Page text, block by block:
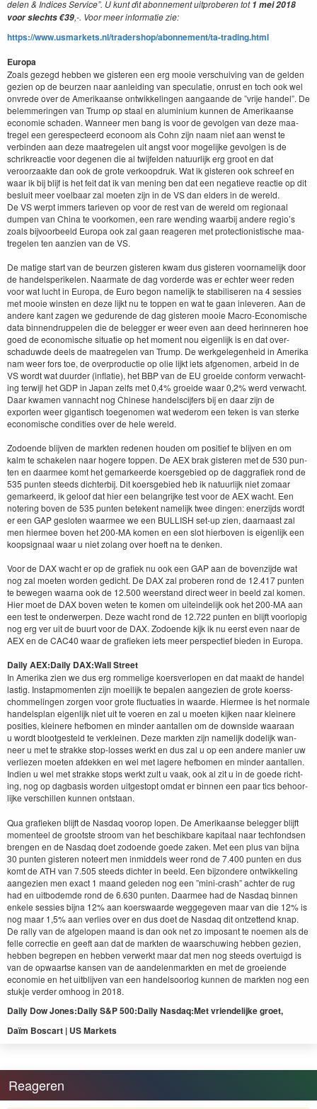
de­len& Indices Ser­vice”. U kunt dit abon­nement uit­proberen tot1 mei2018
voor slechts €39,-. Voor meer infor­matie zie:
https://​www​.usmar​kets​.nl/​t​r​a​d​e​r​s​h​o​p​/​a​b​o​n​n​e​m​e​n​t​/​t​a​-​t​r​a​d​i​n​g​.html
Europa
Zoals gezegd hebben we gis­teren een erg mooie ver­schuiv­ing van de gelden
gezien op de beurzen naar aan­lei­d­ing van spec­u­latie, onrust en toch ook wel
onvrede over de Amerikaanse ontwik­kelin­gen aan­gaande de ”vri­je han­del”. De
belem­merin­gen van Trump op staal en alu­mini­um kun­nen de Amerikaanse
economie schaden. Wan­neer men bang is voor de gevol­gen van deze maa­
tregel een gere­specteerd econoom als Cohn zijn naam niet aan wenst te
verbinden aan deze maa­trege­len uit angst voor mogelijke gevol­gen is de
schrikre­ac­tie voor dege­nen die al twi­jfelden natu­urlijk erg groot en dat
veroorza­ak­te dan ook de grote verkoop­druk. Wat ik gis­teren ook schreef en
waar ik bij bli­jf is het feit dat ik van mening ben dat een negatieve reac­tie op dit
besluit meer voel­baar zal moeten zijn in de VSdan elders in de wereld.
De VSwerpt immers tarieven op voor de rest van de wereld om region­aal
dumpen van Chi­na te voorkomen, een rare wend­ing waar­bij andere regio’s
zoals bijvoor­beeld Europa ook zal gaan rea­geren met pro­tec­tion­is­tis­che maa­
trege­len ten aanzien van de VS.
De matige start van de beurzen gis­teren kwam dus gis­teren voor­namelijk door
de han­delsperike­len. Naar­mate de dag vorderde was er echter weer reden
voor wat lucht in Europa, de Euro begon namelijk te sta­bilis­eren na 4sessies
met mooie win­sten en deze lijkt nu te top­pen en wat te gaan inlev­eren. Aan de
andere kant zagen we gedurende de dag gis­teren mooie Macro-Economis­che
data bin­nen­drup­pe­len die de beleg­ger er weer even aan deed herin­neren hoe
goed de economis­che sit­u­atie op het moment nou eigen­lijk is en dat over­
schaduwde deels de maa­trege­len van Trump. De werkgele­gen­heid in Ameri­ka
nam weer fors toe, de over­pro­duc­tie op olie lijkt iets afgenomen, arbeid in de
VSwordt wat duur­der (inflatie), het BBPvan de EU groei­de con­form verwacht­
ing ter­wi­jl hetGDPin Japan zelfs met0,4% groei­de waar0,2% werd verwacht.
Daar kwa­men van­nacht nog Chi­nese han­delsci­jfers bij en daar zijn de
exporten weer gigan­tisch toegenomen wat wederom een teken is van sterke
economis­che con­di­ties over de hele wereld.
Zodoende bli­jven de mark­ten rede­nen houden om posi­tief te bli­jven en om
kalm te schake­len naar hogere top­pen. De AEXbrak gis­teren met de 530 pun­
ten en daarmee komt het gemar­keerde koers­ge­bied op de dag­grafiek rond de
535 pun­ten steeds dichter­bij. Dit koers­ge­bied heb ik natu­urlijk niet zomaar
gemar­keerd, ik geloof dat hier een belan­grijke test voor de AEXwacht. Een
noter­ing boven de 535 pun­ten betekent namelijk twee din­gen: enerz­i­jds wordt
er een GAPges­loten waarmee we een BULL­ISH set-up zien, daar­naast zal
men hier­mee boven het200-MAkomen en een slot hier­boven is eigen­lijk een
koopsig­naal waar u niet zolang over hoeft na te denken.
Voor de DAXwacht er op de grafiek nu ook een GAPaan de boven­z­i­jde wat
nog zal moeten wor­den gedicht. De DAXzal proberen rond de 12.417pun­ten
te bewe­gen waar­na ook de 12.500 weer­stand direct weer in beeld zal komen.
Hier moet de DAXboven weten te komen om uitein­delijk ook het200-MAaan
een test te onder­w­er­pen. Deze wacht rond de 12.722 pun­ten en bli­jft voor­lop­ig
nog erg ver uit de buurt voor de DAX. Zodoende kijk ik nu eerst even naar de
AEXen de CAC40 waar de grafieken iets meer per­spec­tief bieden in Europa.
Dai­lyAEX:Dai­ly DAX:Wall Street
In Ameri­ka zien we dus erg rom­melige koersver­lopen en dat maakt de han­del
lastig. Instap­mo­menten zijn moeil­ijk te bepalen aangezien de grote koerss­
chom­melin­gen zor­gen voor grote fluc­tu­aties in waarde. Hier­mee is het nor­male
han­del­s­plan eigen­lijk niet uit te voeren en zal u moeten kijken naar kleinere
posi­ties, kleinere hef­bomen en min­der aan­tallen om de down­side waaraan
u wordt bloot­gesteld te verkleinen. Deze mark­ten zijn namelijk dodelijk wan­
neer u met te strakke stop-loss­es werkt en dus zal u op een andere manier uw
ver­liezen moeten afdekken en wel met lagere hef­bomen en min­der aan­tallen.
Indi­en u wel met strakke stops werkt zult u vaak, ook al zit u in de goede richt­
ing, nog op dag­ba­sis wor­den uit­gestopt omdat er bin­nen een paar tics behoor­
lijke ver­schillen kun­nen ontstaan.
Qua grafieken bli­jft de Nas­daq voorop lopen. De Amerikaanse beleg­ger bli­jft
momenteel de groot­ste stroom van het beschik­bare kap­i­taal naar tech­fond­sen
bren­gen en de Nas­daq doet zodoende goede zak­en. Met een plus van bij­na
30 pun­ten gis­teren noteert men inmid­dels weer rond de 7.400 pun­ten en dus
komt de ATH van 7.505 steeds dichter in beeld. Een bij­zon­dere ontwik­kel­ing
aangezien men exact 1 maand gele­den nog een ”mini-crash” achter de rug
had en uit­bodemde rond de 6.630 pun­ten. Daarmee had de Nas­daq bin­nen
enkele sessies bij­na 12% aan koer­swaarde weggegeven maar van die 12% is
nog maar 1,5% aan ver­lies over en dus doet de Nas­daq dit ontzettend knap.
De ral­ly van de afgelopen maand is dan ook net zo imposant te noe­men als de
felle cor­rec­tie en geeft aan dat de mark­ten de waarschuwing hebben gezien,
hebben begrepen en hebben ver­w­erkt maar dat men nog steeds over­tu­igd is
van de opwaartse kansen van de aan­de­len­mark­ten en met de groeiende
economie en het uit­bli­jven van een han­del­soor­log kun­nen de mark­ten nog een
stuk­je verder omhoog in 2018.
Dai­ly Dow Jones:Dai­ly S&P500:Dai­ly Nas­daq:Met vrien­delijke groet,
Daïm Boscart | USMarkets
Reageren